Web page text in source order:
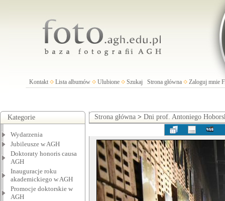
Kontakt Lista albumów Ulubione Szukaj Strona główna Zaloguj mnie
Kategorie
Wydarzenia
Jubileusze w AGH
Doktoraty honoris causa
AGH
Inauguracje roku
akademickiego w AGH
Promocje doktorskie w
AGH
Strona główna > Dni prof. Antoniego